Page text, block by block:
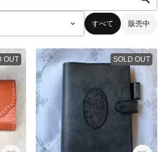
すべて 販売中
OUT SOLD OUT